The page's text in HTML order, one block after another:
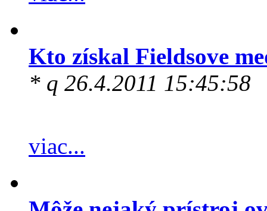
Kto získal Fieldsove
* q 26.4.2011 15:45:58
viac...